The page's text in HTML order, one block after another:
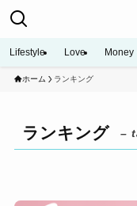
Lifestyle Love Money
ホーム ランキング
ランキング –